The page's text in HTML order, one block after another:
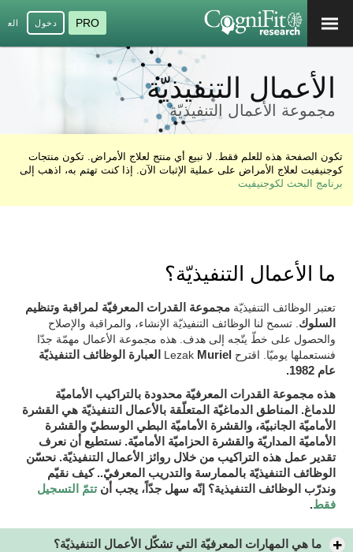
PRO دخول
الأعمال التنفيذيّة
مجموعة الأعمال التنفيذيّة
تكون الصفحة هذه للعلم فقط. لا نبيع أي منتج لعلاج الأمراض. تكون منتجات
كوجنيفيت لعلاج الأمراض على عملية الإثبات الآن. إذا كنت تهتم به، اذهب إلى
برنامج البحث لكوجنيفيت
ما الأعمال التنفيذيّة؟
تعتبر الوظائف التنفيذيّةمجموعة القدرات المعرفيّة لمراقبة وتنظيم
السلوك . تسمح لنا الوظائف التنفيذيّة الإنشاء، والمراقبة والإصلاح
والحصول على خطّ يتّجه إلى هدف. هذه مجموعة الأعمال مهمّة جدّا
فنستعملها يوميّا. اقترح Lezak
Muriel العبارة الوظائف التنفيذيّة
عام 1982.
هذه مجموعة القدرات المعرفيّة محدودة بالتراكيب الأماميّة
للدماغ. المناطق الدماغيّة المتعلّقة بالأعمال التنفيذيّة هي القشرة
الأماميّة الجانبيّة، والقشرة الأماميّة البطي الوسطيّ والقشرة
الأماميّة المداريّة والقشرة الحزاميّة الأماميّة. نستطيع أن نعرف
تقدير عمل هذه التراكيب من خلال روائز الأعمال التنفيذيّة.نحسّن
الوظائف التنفيذيّة بالممارسة والتدريب المعرفيّ.. كيف نقيّم
وندرّب الوظائف التنفيذية؟ إنّه سهل جدّاً،يجب أنتتمّ التسجيل
فقط.
ما هي المهارات المعرفيّة التي تشكّل الأعمال التنفيذيّة؟